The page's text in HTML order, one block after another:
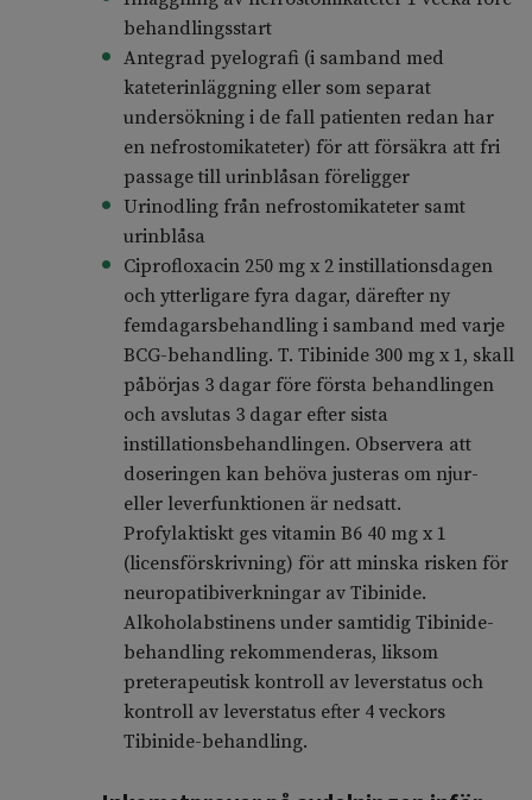
behandlingsstart
Antegrad pyelografi (i samband med
kateterinläggning eller som separat
undersökning i de fall patienten redan har
en nefrostomikateter) för att försäkra att fri
passage till urinblåsan föreligger
Urinodling från nefrostomikateter samt
urinblåsa
Ciprofloxacin 250 mg x 2 instillationsdagen
och ytterligare fyra dagar, därefter ny
femdagarsbehandling i samband med varje
BCG-behandling. T. Tibinide 300 mg x 1, skall
påbörjas 3 dagar före första behandlingen
och avslutas 3 dagar efter sista
instillationsbehandlingen. Observera att
doseringen kan behöva justeras om njur-
eller leverfunktionen är nedsatt.
Profylaktiskt ges vitamin B6 40 mg x 1
(licensförskrivning) för att minska risken för
neuropatibiverkningar av Tibinide.
Alkoholabstinens under samtidig Tibinide-
behandling rekommenderas, liksom
preterapeutisk kontroll av leverstatus och
kontroll av leverstatus efter 4 veckors
Tibinide-behandling.